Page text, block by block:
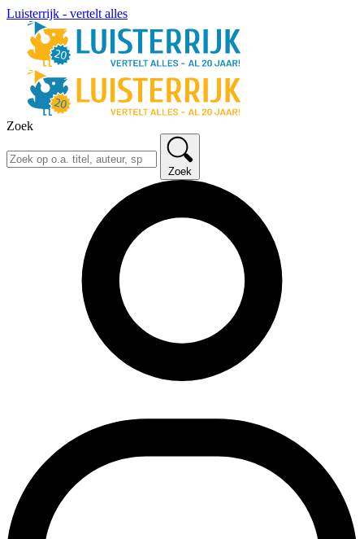
Luisterrijk - vertelt alles
Zoek
Zoek